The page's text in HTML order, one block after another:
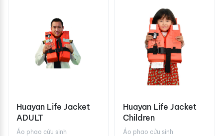
Huayan Life Jacket
ADULT
Áo phao cứu sinh
Huayan Life Jacket
Children
Áo phao cứu sinh